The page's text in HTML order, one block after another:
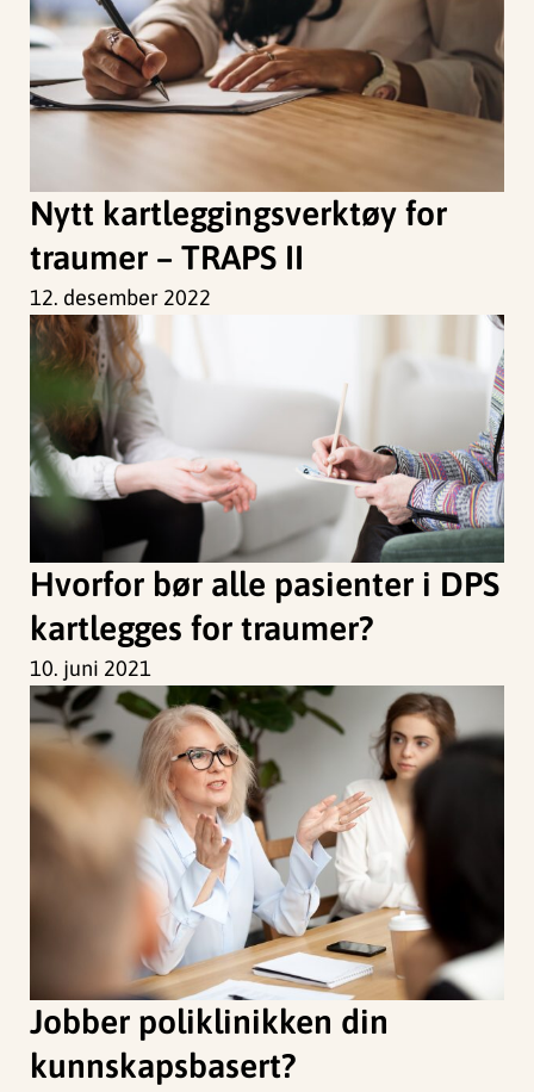
Nytt kartleggingsverktøy for
traumer – TRAPS II
12. desember 2022
Hvorfor bør alle pasienter i DPS
kartlegges for traumer?
10. juni 2021
Jobber poliklinikken din
kunnskapsbasert?